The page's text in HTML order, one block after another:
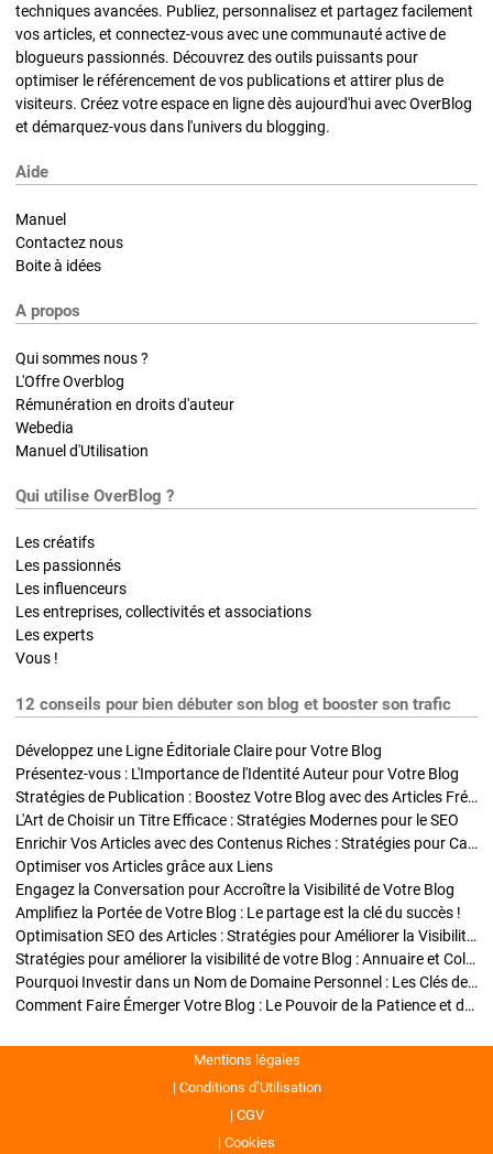
techniques avancées. Publiez, personnalisez et partagez facilement
vos articles, et connectez-vous avec une communauté active de
blogueurs passionnés. Découvrez des outils puissants pour
optimiser le référencement de vos publications et attirer plus de
visiteurs. Créez votre espace en ligne dès aujourd'hui avec OverBlog
et démarquez-vous dans l'univers du blogging.
Aide
Manuel
Contactez nous
Boite à idées
A propos
Qui sommes nous ?
L'Offre Overblog
Rémunération en droits d'auteur
Webedia
Manuel d'Utilisation
Qui utilise OverBlog ?
Les créatifs
Les passionnés
Les influenceurs
Les entreprises, collectivités et associations
Les experts
Vous !
12 conseils pour bien débuter son blog et booster son trafic
Développez une Ligne Éditoriale Claire pour Votre Blog
Présentez-vous : L'Importance de l'Identité Auteur pour Votre Blog
Stratégies de Publication : Boostez Votre Blog avec des Articles Fréquents et Exclusifs
L'Art de Choisir un Titre Efficace : Stratégies Modernes pour le SEO
Enrichir Vos Articles avec des Contenus Riches : Stratégies pour Captiver et Optimiser
Optimiser vos Articles grâce aux Liens
Engagez la Conversation pour Accroître la Visibilité de Votre Blog
Amplifiez la Portée de Votre Blog : Le partage est la clé du succès !
Optimisation SEO des Articles : Stratégies pour Améliorer la Visibilité de Votre Blog
Stratégies pour améliorer la visibilité de votre Blog : Annuaire et Collaborations
Pourquoi Investir dans un Nom de Domaine Personnel : Les Clés de la Réussite de Votre Blog
Comment Faire Émerger Votre Blog : Le Pouvoir de la Patience et de la Persévérance
Mentions légales
Conditions d’Utilisation
CGV
Cookies